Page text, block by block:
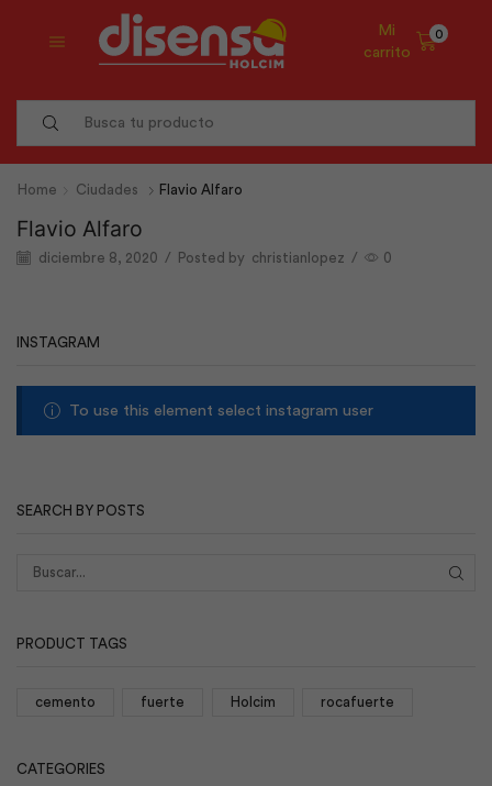
Mi
carrito
0
Home Ciudades Flavio Alfaro
Flavio Alfaro
diciembre 8, 2020 / Posted by christianlopez / 0
INSTAGRAM
To use this element select instagram user
SEARCH BY POSTS
PRODUCT TAGS
cemento fuerte Holcim rocafuerte
CATEGORIES